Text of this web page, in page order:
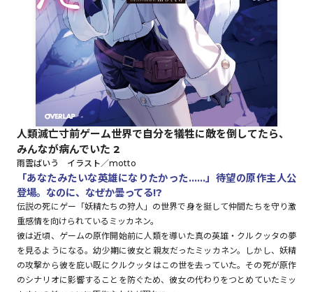
ロサージュノベルス
コミックガルド
リキューレ
人類滅亡寸前ゲーム世界で自分を犠牲に敵を倒してたら、
みんなが病んでいた 2
雨雲ばいう イラスト／motto
「あなたみたいな英雄になりたかった……」待望の原作主人公
登場。なのに、なぜか曇ってる!?
伝説の死にゲー「妖精たちの狩人」の世界で身を挺して仲間たちを守り激
重感情を向けられているミッカネン。
彼は近頃、ゲームの原作開始前に人類を導いた真の英雄・クルクッタの夢
を見るようになる。幼少期に彼女と親友だったミッカネン。しかし、妖精
の攻撃から彼を庇い既にクルクッタはこの世を去っていた。その死が原作
のシナリオに影響することを防ぐため、彼女の代わりをつとめていたミッ